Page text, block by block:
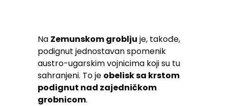
Na Zemunskom groblju je, takođe,
podignut jednostavan spomenik
austro-ugarskim vojnicima koji su tu
sahranjeni. To je obelisk sa krstom
podignut nad zajedničkom
grobnicom.